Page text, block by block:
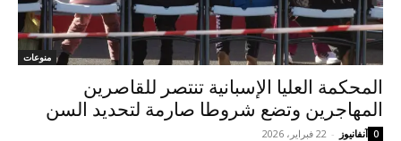
منوعات
المحكمة العليا الإسبانية تنتصر للقاصرين
المهاجرين وتضع شروطا صارمة لتحديد السن
آنفانيوز - 22 فبراير، 2026 0